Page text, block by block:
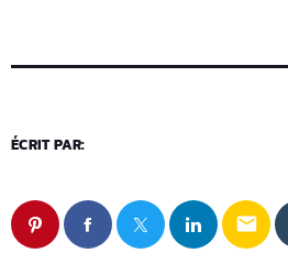
ÉCRIT PAR:
email